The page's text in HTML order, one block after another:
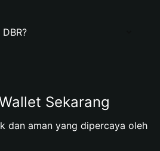
Sekarang
dan aman yang dipercaya oleh